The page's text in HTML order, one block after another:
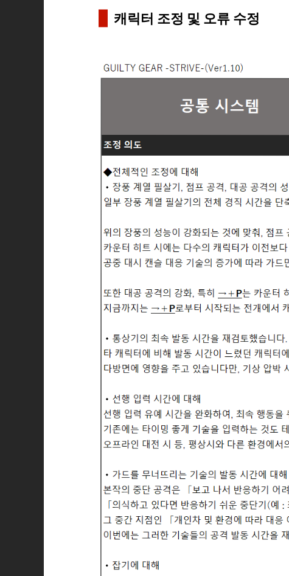
캐릭터 조정 및 오류 수정